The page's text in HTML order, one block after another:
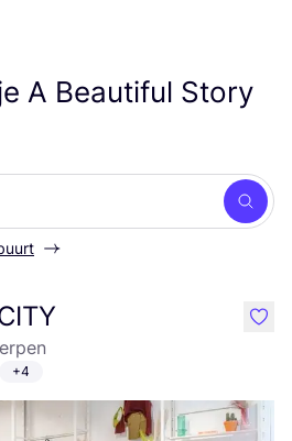
A Beautiful Story
Zoek
+4
like